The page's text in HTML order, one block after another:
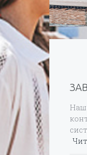
Наш